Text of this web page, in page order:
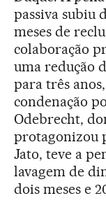
passiva subiu
meses de
colaboração
uma redução
para três
condenação
Odebrecht,
protagonizou
Jato, teve a
lavagem de
dois meses e